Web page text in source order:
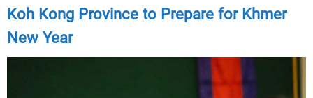
Koh Kong Province to Prepare for Khmer
New Year